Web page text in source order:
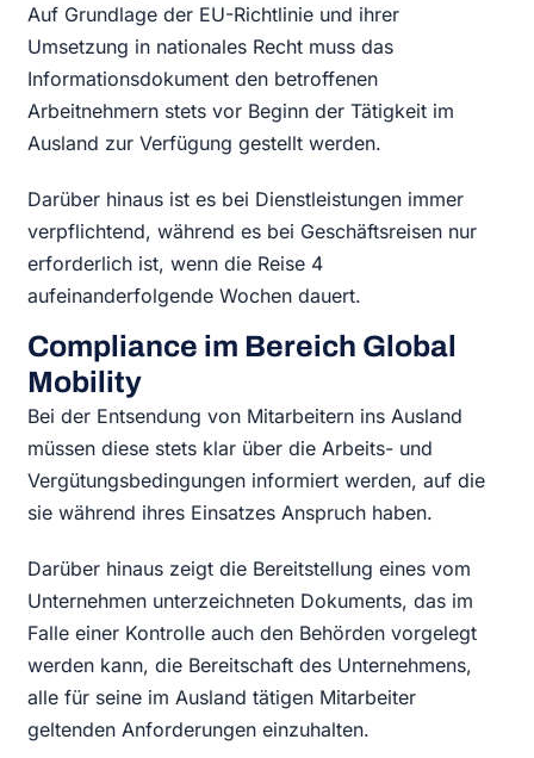
Auf Grundlage der EU-Richtlinie und ihrer
Umsetzung in nationales Recht muss das
Informationsdokument den betroffenen
Arbeitnehmern stets vor Beginn der Tätigkeit im
Ausland zur Verfügung gestellt werden.
Darüber hinaus ist es bei Dienstleistungen immer
verpflichtend, während es bei Geschäftsreisen nur
erforderlich ist, wenn die Reise 4
aufeinanderfolgende Wochen dauert.
Compliance im Bereich Global
Mobility
Bei der Entsendung von Mitarbeitern ins Ausland
müssen diese stets klar über die Arbeits- und
Vergütungsbedingungen informiert werden, auf die
sie während ihres Einsatzes Anspruch haben.
Darüber hinaus zeigt die Bereitstellung eines vom
Unternehmen unterzeichneten Dokuments, das im
Falle einer Kontrolle auch den Behörden vorgelegt
werden kann, die Bereitschaft des Unternehmens,
alle für seine im Ausland tätigen Mitarbeiter
geltenden Anforderungen einzuhalten.